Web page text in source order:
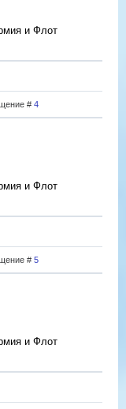
и Флот
# 4
и Флот
# 5
и Флот